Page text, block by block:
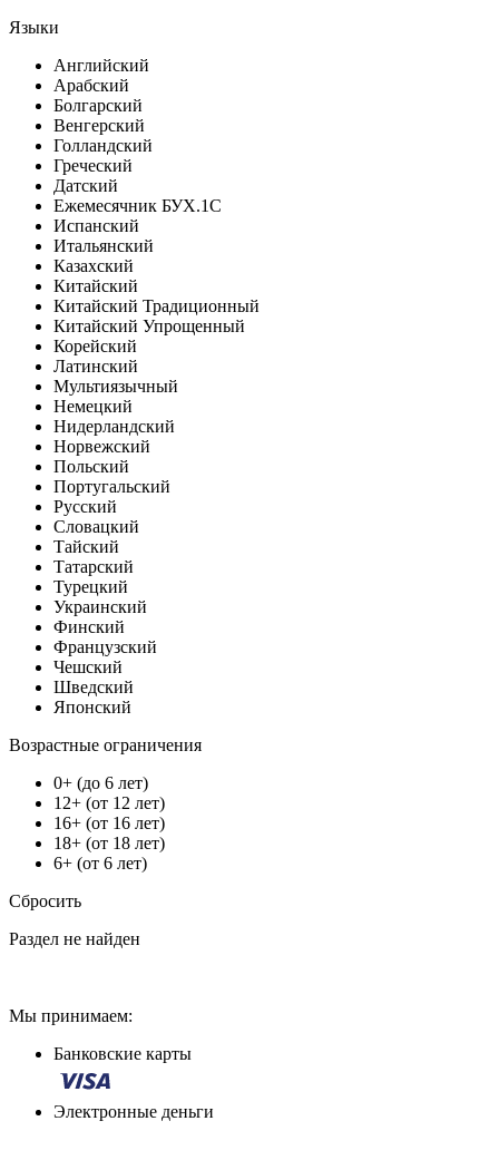
Языки
Английский
Арабский
Болгарский
Венгерский
Голландский
Греческий
Датский
Ежемесячник БУХ.1С
Испанский
Итальянский
Казахский
Китайский
Китайский Традиционный
Китайский Упрощенный
Корейский
Латинский
Мультиязычный
Немецкий
Нидерландский
Норвежский
Польский
Португальский
Русский
Словацкий
Тайский
Татарский
Турецкий
Украинский
Финский
Французский
Чешский
Шведский
Японский
Возрастные ограничения
0+ (до 6 лет)
12+ (от 12 лет)
16+ (от 16 лет)
18+ (от 18 лет)
6+ (от 6 лет)
Сбросить
Раздел не найден
Мы принимаем:
Банковские карты
Электронные деньги